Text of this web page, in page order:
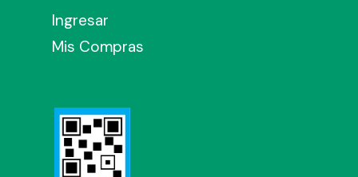
Ingresar
Mis Compras